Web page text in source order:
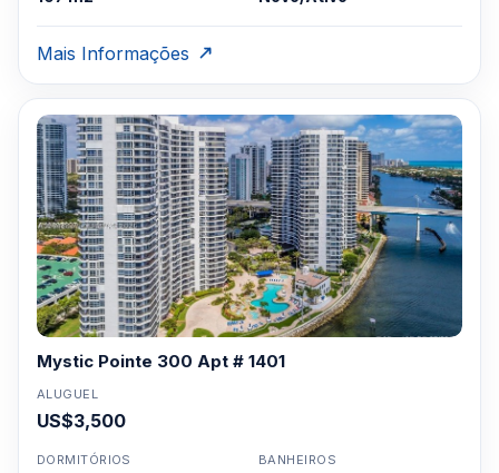
Mais Informações
Mystic Pointe 300 Apt # 1401
ALUGUEL
US$3,500
DORMITÓRIOS BANHEIROS